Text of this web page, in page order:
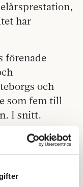
har
förenade
och
som fem till
I snitt.
i
det är
att tänka